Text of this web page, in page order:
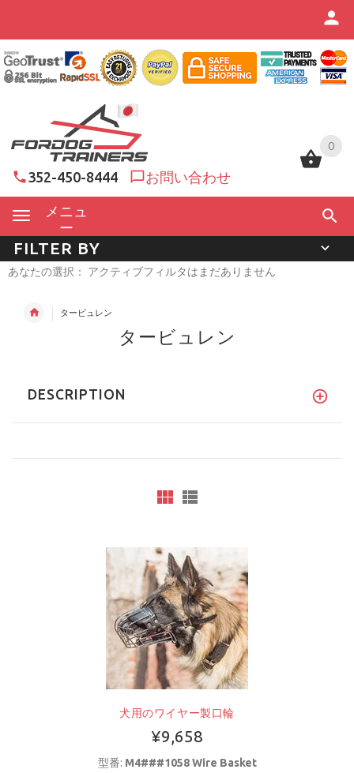
0
352-450-8444 お問い合わせ
メニュ
ー
0
FILTER BY
あなたの選択： アクティブフィルタはまだありません
タービュレン
タービュレン
DESCRIPTION
犬用のワイヤー製口輪
¥9,658
型番: M4###1058 Wire Basket